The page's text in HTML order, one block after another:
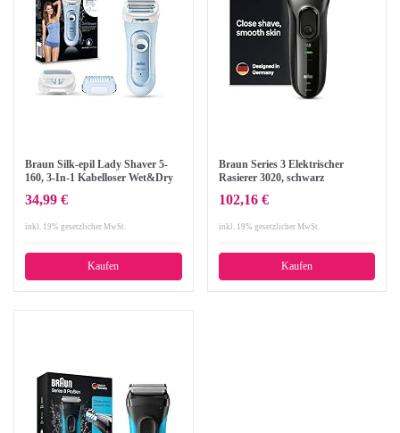
Braun Silk-epil Lady Shaver 5-
160, 3-In-1 Kabelloser Wet&Dry
Trimmer- und Peeling-System,
34,99 €
inkl. 19% gesetzlicher MwSt.
Kaufen
Braun Series 3 Elektrischer
Rasierer 3020, schwarz
102,16 €
inkl. 19% gesetzlicher MwSt.
Kaufen